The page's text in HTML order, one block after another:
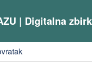
| Digitalna